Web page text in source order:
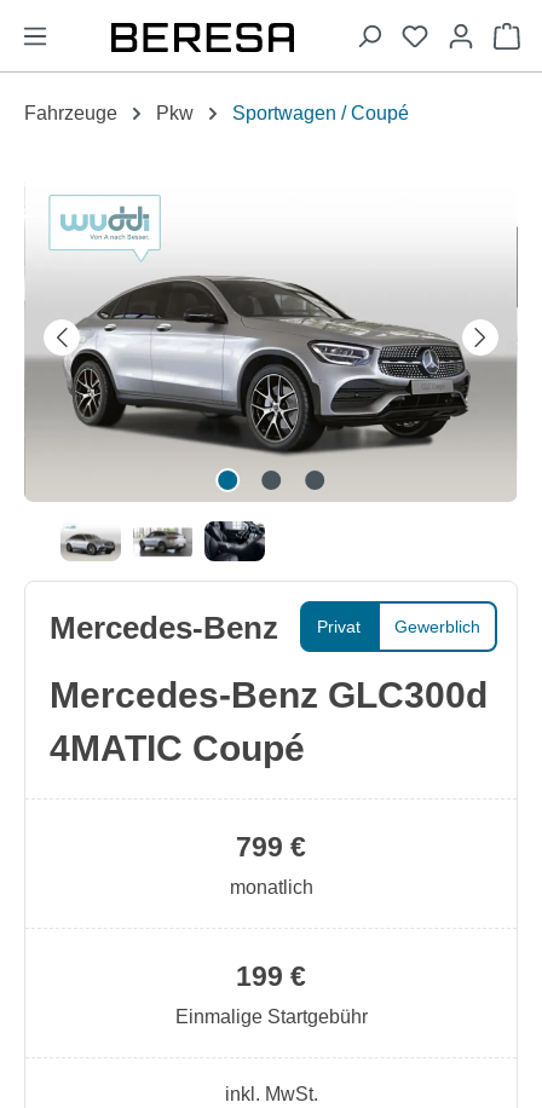
springen
Fahrzeuge Pkw Sportwagen / Coupé
Bildergalerie überspringen
Privat Gewerblich
Mercedes-Benz
Mercedes-Benz GLC300d
4MATIC Coupé
199 €
Einmalige Startgebühr
799 €
monatlich
inkl. MwSt.